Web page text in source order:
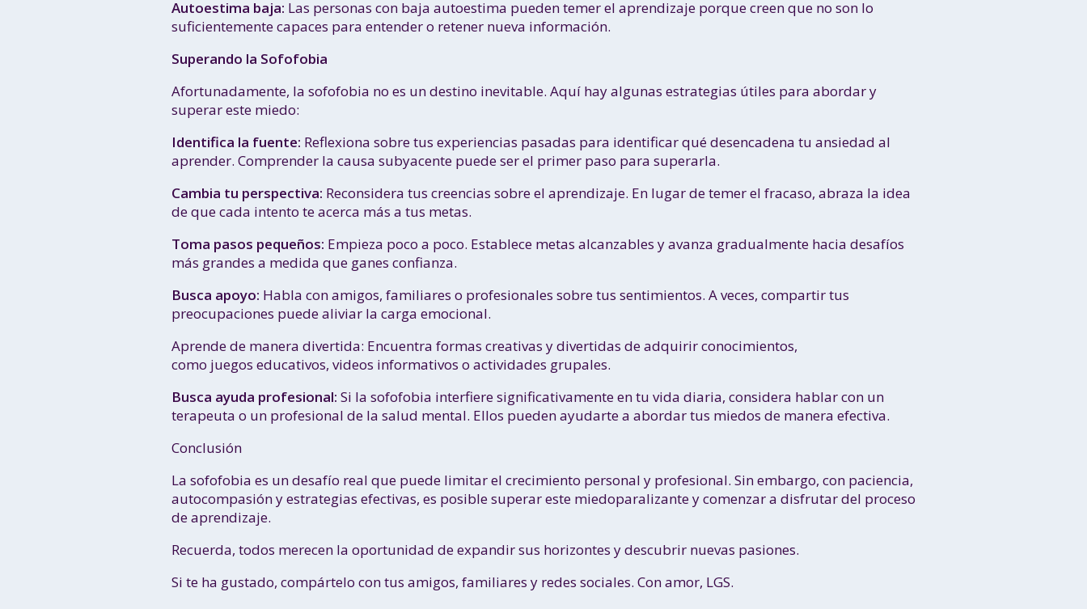
Autoestima baja: Las personas con baja autoestima pueden temer el aprendizaje porque creen que no son lo
suficientemente capaces para entender o retener nueva información.
Superando la Sofofobia
Afortunadamente, la sofofobia no es un destino inevitable. Aquí hay algunas estrategias útiles para abordar y
superar este miedo:
Identifica la fuente: Reflexiona sobre tus experiencias pasadas para identificar qué desencadena tu ansiedad al
aprender. Comprender la causa subyacente puede ser el primer paso para superarla.
Cambia tu perspectiva: Reconsidera tus creencias sobre el aprendizaje. En lugar de temer el fracaso, abraza la idea
de que cada intento te acerca más a tus metas.
Toma pasos pequeños: Empieza poco a poco. Establece metas alcanzables y avanza gradualmente hacia desafíos
más grandes a medida que ganes confianza.
Busca apoyo: Habla con amigos, familiares o profesionales sobre tus sentimientos. A veces, compartir tus
preocupaciones puede aliviar la carga emocional.
Aprende de manera divertida: Encuentra formas creativas y divertidas de adquirir conocimientos,
como juegos educativos, videos informativos o actividades grupales.
Busca ayuda profesional: Si la sofofobia interfiere significativamente en tu vida diaria, considera hablar con un
terapeuta o un profesional de la salud mental. Ellos pueden ayudarte a abordar tus miedos de manera efectiva.
Conclusión
La sofofobia es un desafío real que puede limitar el crecimiento personal y profesional. Sin embargo, con paciencia,
autocompasión y estrategias efectivas, es posible superar este miedoparalizante y comenzar a disfrutar del proceso
de aprendizaje.
Recuerda, todos merecen la oportunidad de expandir sus horizontes y descubrir nuevas pasiones.
Si te ha gustado, compártelo con tus amigos, familiares y redes sociales. Con amor, LGS.